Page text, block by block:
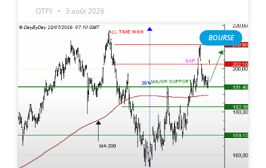
OTFY 3 août 2026
BOURSE